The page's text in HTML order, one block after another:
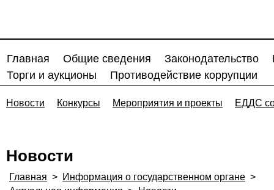
Главная Общие сведения Законодательство
Торги и аукционы
Противодействие коррупции
Новости Конкурсы Мероприятия и проекты ЕДДС
Новости
Главная > Информация о государственном органе >